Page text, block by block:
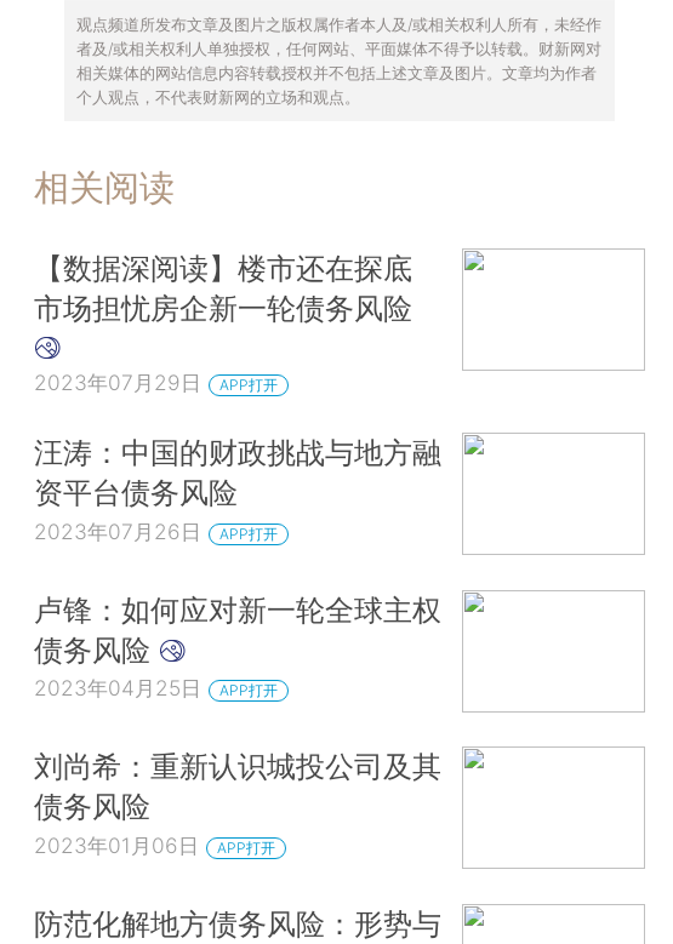
观点频道所发布文章及图片之版权属作者本人及/或相关权利人所有，未经作
者及/或相关权利人单独授权，任何网站、平面媒体不得予以转载。财新网对
相关媒体的网站信息内容转载授权并不包括上述文章及图片。文章均为作者
个人观点，不代表财新网的立场和观点。
相关阅读
【数据深阅读】楼市还在探底
市场担忧房企新一轮债务风险
2023年07月29日 APP打开
汪涛：中国的财政挑战与地方融
资平台债务风险
2023年07月26日 APP打开
卢锋：如何应对新一轮全球主权
债务风险
2023年04月25日 APP打开
刘尚希：重新认识城投公司及其
债务风险
2023年01月06日 APP打开
防范化解地方债务风险：形势与